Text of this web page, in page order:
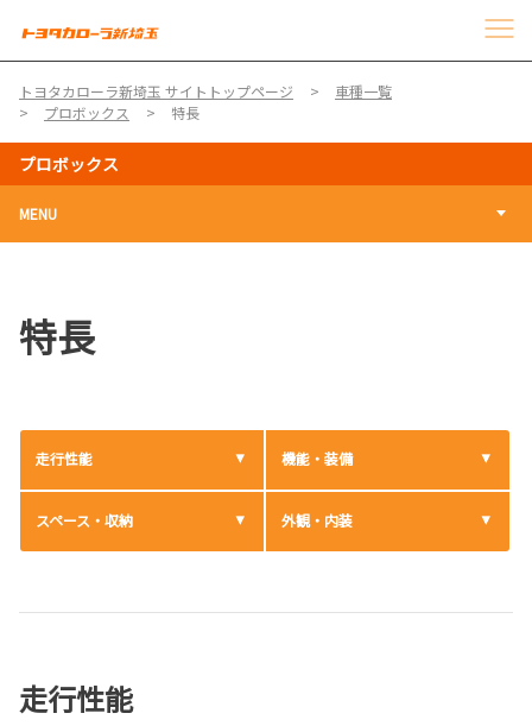
トヨタカローラ新埼玉 サイトトップページ
車種一覧
プロボックス
特長
プロボックス
MENU
特長
走行性能 機能・装備
スペース・収納 外観・内装
走行性能